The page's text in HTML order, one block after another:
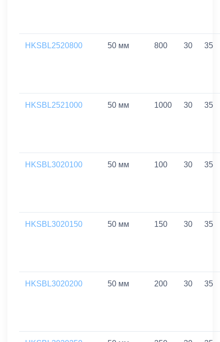
HKSBL2520800 50 мм 800 30 35
HKSBL2521000 50 мм 1000 30 35
HKSBL3020100 50 мм 100 30 35
HKSBL3020150 50 мм 150 30 35
HKSBL3020200 50 мм 200 30 35